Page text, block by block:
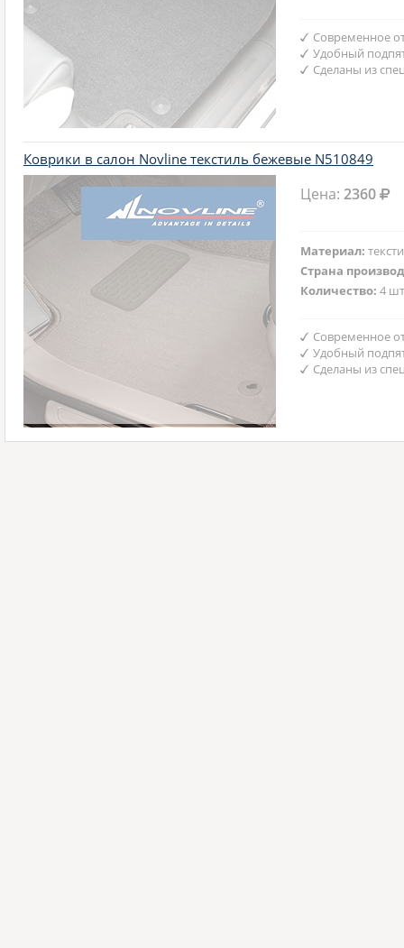
Современное
Удобный
Сделаны из
Коврики в салон Novline текстиль бежевые N510849
Цена:2360
Материал:
Страна
Количество:4
Современное
Удобный
Сделаны из